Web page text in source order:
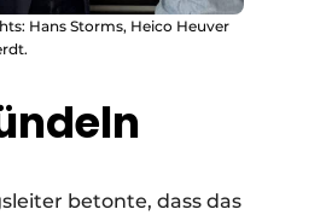
Hans Storms, Heico Heuver
betonte, dass das